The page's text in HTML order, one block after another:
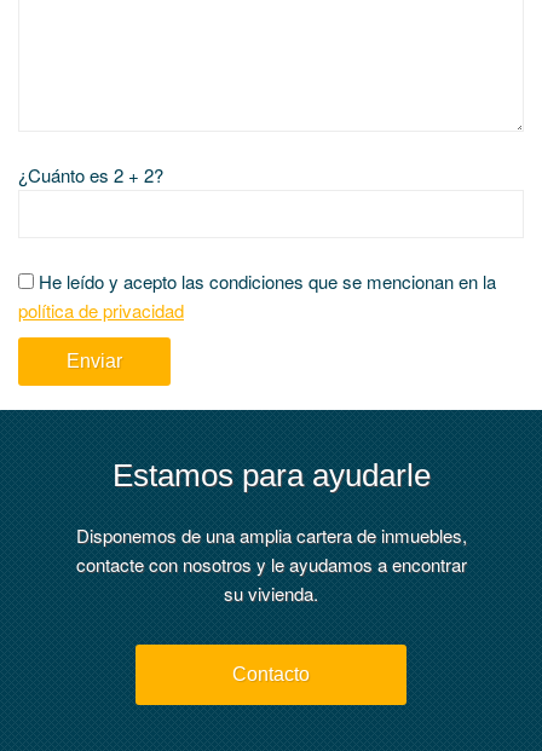
¿Cuánto es 2 + 2?
He leído y acepto las condiciones que se mencionan en la
política de privacidad
Estamos para ayudarle
Disponemos de una amplia cartera de inmuebles,
contacte con nosotros y le ayudamos a encontrar
su vivienda.
Contacto